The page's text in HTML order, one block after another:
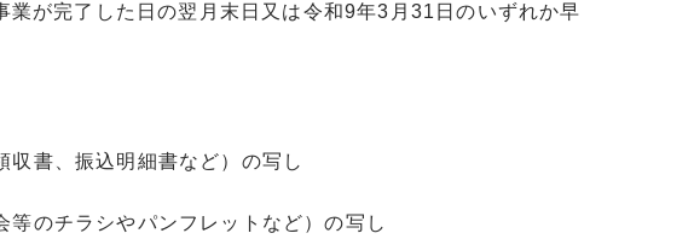
が完了した日の翌月末日又は令和9年3月31日のいずれか早
収書、振込明細書など）の写し
等のチラシやパンフレットなど）の写し